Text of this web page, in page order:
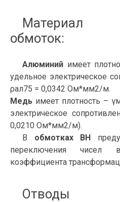
Материал
обмоток:
Алюминий имеет
удельное электрическое
ρал75 = 0,0342 Ом*мм2/м.
Медь имеет плотность –
электрическое
0,0210 Ом*мм2/м).
В обмотках ВН
переключения чисел
коэффициента
Отводы